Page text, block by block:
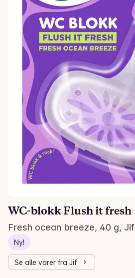
WC-blokk Flush it fresh
Fresh ocean breeze, 40 g, Jif
Ny!
Se alle varer fra Jif